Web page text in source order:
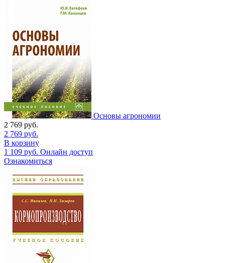
Основы агрономии
2 769 руб.
2 769 руб.
В корзину
1 109 руб. Онлайн доступ
Ознакомиться